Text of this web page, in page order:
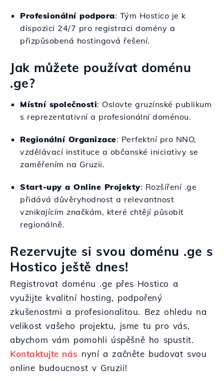
Profesionální podpora: Tým Hostico je k
dispozici 24/7 pro registraci domény a
přizpůsobená hostingová řešení.
Jak můžete používat doménu
.ge?
Místní společnosti: Oslovte gruzínské publikum
s reprezentativní a profesionální doménou.
Regionální Organizace: Perfektní pro NNO,
vzdělávací instituce a občanské iniciativy se
zaměřením na Gruzii.
Start-upy a Online Projekty: Rozšíření .ge
přidává důvěryhodnost a relevantnost
vznikajícím značkám, které chtějí působit
regionálně.
Rezervujte si svou doménu .ge s
Hostico ještě dnes!
Registrovat doménu .ge přes Hostico a
využijte kvalitní hosting, podpořený
zkušenostmi a profesionalitou. Bez ohledu na
velikost vašeho projektu, jsme tu pro vás,
abychom vám pomohli úspěšně ho spustit.
Kontaktujte nás nyní a začněte budovat svou
online budoucnost v Gruzii!